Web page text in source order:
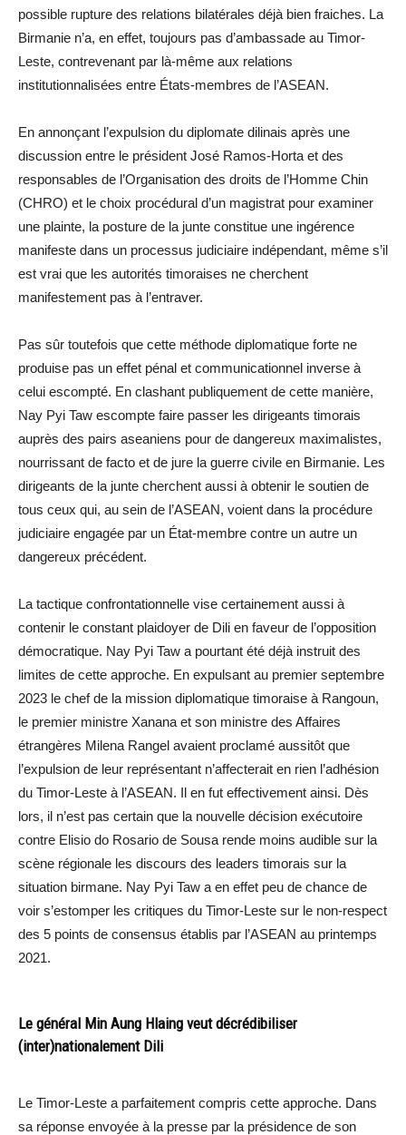
possible rupture des relations bilatérales déjà bien fraiches. La
Birmanie n’a, en effet, toujours pas d’ambassade au Timor-
Leste, contrevenant par là-même aux relations
institutionnalisées entre États-membres de l’ASEAN.
En annonçant l’expulsion du diplomate dilinais après une
discussion entre le président José Ramos-Horta et des
responsables de l’Organisation des droits de l’Homme Chin
(CHRO) et le choix procédural d’un magistrat pour examiner
une plainte, la posture de la junte constitue une ingérence
manifeste dans un processus judiciaire indépendant, même s’il
est vrai que les autorités timoraises ne cherchent
manifestement pas à l’entraver.
Pas sûr toutefois que cette méthode diplomatique forte ne
produise pas un effet pénal et communicationnel inverse à
celui escompté. En clashant publiquement de cette manière,
Nay Pyi Taw escompte faire passer les dirigeants timorais
auprès des pairs aseaniens pour de dangereux maximalistes,
nourrissant de facto et de jure la guerre civile en Birmanie. Les
dirigeants de la junte cherchent aussi à obtenir le soutien de
tous ceux qui, au sein de l’ASEAN, voient dans la procédure
judiciaire engagée par un État-membre contre un autre un
dangereux précédent.
La tactique confrontationnelle vise certainement aussi à
contenir le constant plaidoyer de Dili en faveur de l’opposition
démocratique. Nay Pyi Taw a pourtant été déjà instruit des
limites de cette approche. En expulsant au premier septembre
2023 le chef de la mission diplomatique timoraise à Rangoun,
le premier ministre Xanana et son ministre des Affaires
étrangères Milena Rangel avaient proclamé aussitôt que
l’expulsion de leur représentant n’affecterait en rien l’adhésion
du Timor-Leste à l’ASEAN. Il en fut effectivement ainsi. Dès
lors, il n’est pas certain que la nouvelle décision exécutoire
contre Elisio do Rosario de Sousa rende moins audible sur la
scène régionale les discours des leaders timorais sur la
situation birmane. Nay Pyi Taw a en effet peu de chance de
voir s’estomper les critiques du Timor-Leste sur le non-respect
des 5 points de consensus établis par l’ASEAN au printemps
2021.
Le général Min Aung Hlaing veut décrédibiliser
(inter)nationalement Dili
Le Timor-Leste a parfaitement compris cette approche. Dans
sa réponse envoyée à la presse par la présidence de son